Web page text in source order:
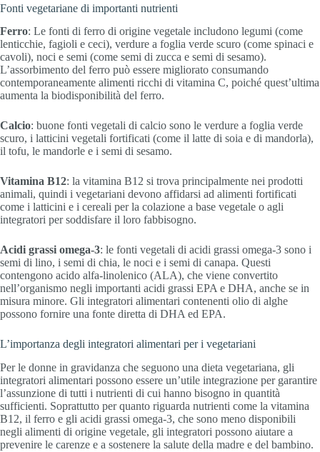
Fonti vegetariane di importanti nutrienti
Ferro: Le fonti di ferro di origine vegetale includono legumi (come
lenticchie, fagioli e ceci), verdure a foglia verde scuro (come spinaci e
cavoli), noci e semi (come semi di zucca e semi di sesamo).
L’assorbimento del ferro può essere migliorato consumando
contemporaneamente alimenti ricchi di vitamina C, poiché quest’ultima
aumenta la biodisponibilità del ferro.
Calcio: buone fonti vegetali di calcio sono le verdure a foglia verde
scuro, i latticini vegetali fortificati (come il latte di soia e di mandorla),
il tofu, le mandorle e i semi di sesamo.
Vitamina B12: la vitamina B12 si trova principalmente nei prodotti
animali, quindi i vegetariani devono affidarsi ad alimenti fortificati
come i latticini e i cereali per la colazione a base vegetale o agli
integratori per soddisfare il loro fabbisogno.
Acidi grassi omega-3: le fonti vegetali di acidi grassi omega-3 sono i
semi di lino, i semi di chia, le noci e i semi di canapa. Questi
contengono acido alfa-linolenico (ALA), che viene convertito
nell’organismo negli importanti acidi grassi EPA e DHA, anche se in
misura minore. Gli integratori alimentari contenenti olio di alghe
possono fornire una fonte diretta di DHA ed EPA.
L’importanza degli integratori alimentari per i vegetariani
Per le donne in gravidanza che seguono una dieta vegetariana, gli
integratori alimentari possono essere un’utile integrazione per garantire
l’assunzione di tutti i nutrienti di cui hanno bisogno in quantità
sufficienti. Soprattutto per quanto riguarda nutrienti come la vitamina
B12, il ferro e gli acidi grassi omega-3, che sono meno disponibili
negli alimenti di origine vegetale, gli integratori possono aiutare a
prevenire le carenze e a sostenere la salute della madre e del bambino.